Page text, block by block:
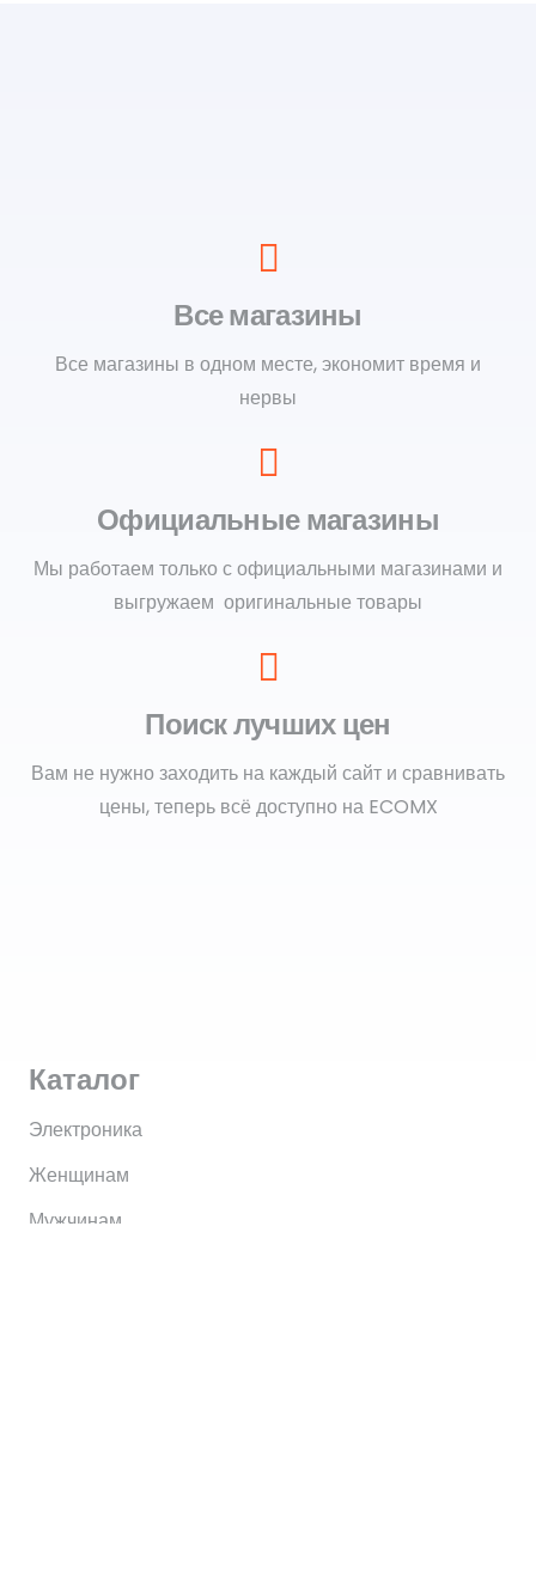
Все магазины
Все магазины в одном месте, экономит время и
нервы
Официальные магазины
Мы работаем только с официальными магазинами и
выгружаем оригинальные товары
Поиск лучших цен
Вам не нужно заходить на каждый сайт и сравнивать
цены, теперь всё доступно на ECOMX
Каталог
Электроника
Женщинам
Мужчинам